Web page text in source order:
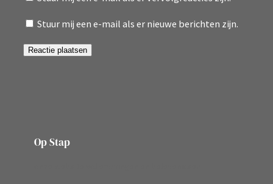
Stuur mij een e-mail als er nieuwe berichten zijn.
Op Stap